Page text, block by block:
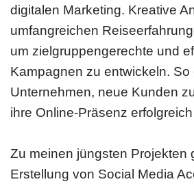
digitalen Marketing. Kreative
umfangreichen
um zielgruppengerechte und
Kampagnen zu entwickeln. So
Unternehmen, neue Kunden
ihre Online-Präsenz
Zu meinen jüngsten Projekten
Erstellung von Social Media